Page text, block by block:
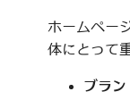
ホームペー
体にとって
ブラン